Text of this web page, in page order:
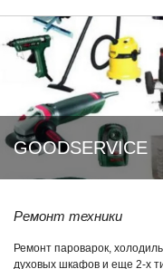
GOODSERVICE
Ремонт техники
Ремонт пароварок,
духовых шкафов и еще 2-х